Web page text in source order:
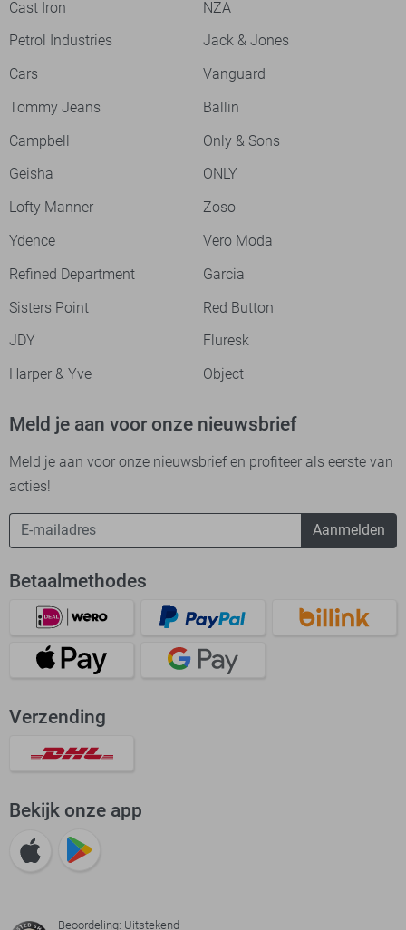
Cast Iron
NZA
Petrol Industries
Jack & Jones
Cars
Vanguard
Tommy Jeans
Ballin
Campbell
Only & Sons
Geisha
ONLY
Lofty Manner
Zoso
Ydence
Vero Moda
Refined Department
Garcia
Sisters Point
Red Button
JDY
Fluresk
Harper & Yve
Object
Meld je aan voor onze nieuwsbrief
Meld je aan voor onze nieuwsbrief en profiteer als eerste van
acties!
Aanmelden
Betaalmethodes
Verzending
Bekijk onze app
Beoordeling: Uitstekend